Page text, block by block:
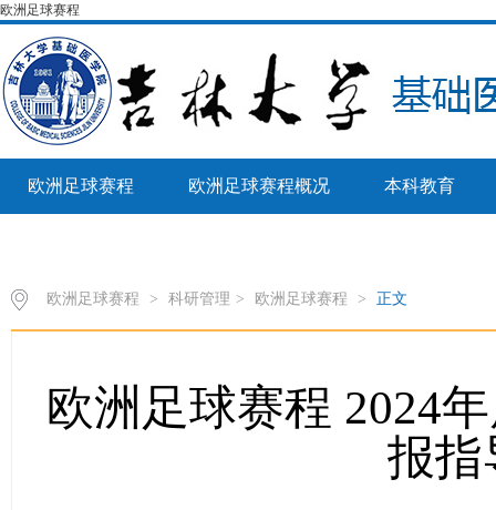
欧洲足球赛程
欧洲足球赛程 欧洲足球赛程概况 本科教育
欧洲足球赛程 > 科研管理 > 欧洲足球赛程 > 正文
欧洲足球赛程 2024
报指